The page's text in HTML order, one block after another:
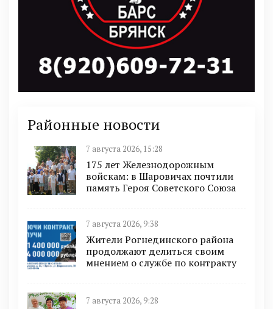
Районные новости
7 августа 2026, 15:28
175 лет Железнодорожным
войскам: в Шаровичах почтили
память Героя Советского Союза
7 августа 2026, 9:38
Жители Рогнединского района
продолжают делиться своим
мнением о службе по контракту
7 августа 2026, 9:28